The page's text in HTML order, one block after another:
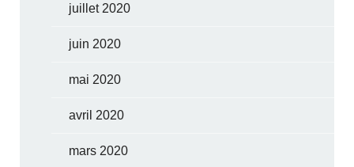
juillet 2020
juin 2020
mai 2020
avril 2020
mars 2020